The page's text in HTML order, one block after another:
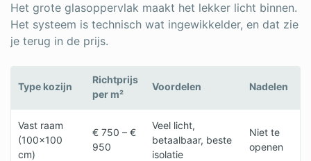
Het grote glasoppervlak maakt het lekker licht binnen.
Het systeem is technisch wat ingewikkelder, en dat zie
je terug in de prijs.
Type kozijn
Richtprijs
per m²
Voordelen Nadelen
Vast raam
(100×100
cm)
€ 750 – €
950
Veel licht,
betaalbaar, beste
isolatie
Niet te
openen